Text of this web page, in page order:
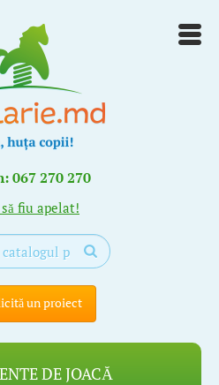
067 270 270
fiu apelat!
un proiect
DE JOACĂ